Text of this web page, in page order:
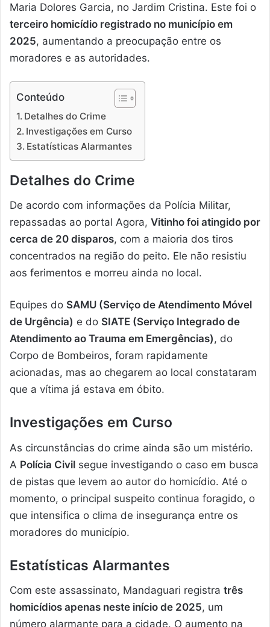
Maria Dolores Garcia, no Jardim Cristina. Este foi o
terceiro homicídio registrado no município em
2025, aumentando a preocupação entre os
moradores e as autoridades.
Conteúdo
Detalhes do Crime
Investigações em Curso
Estatísticas Alarmantes
Detalhes do Crime
De acordo com informações da Polícia Militar,
repassadas ao portal Agora, Vitinho foi atingido por
cerca de 20 disparos, com a maioria dos tiros
concentrados na região do peito. Ele não resistiu
aos ferimentos e morreu ainda no local.
Equipes do SAMU (Serviço de Atendimento Móvel
de Urgência) e do SIATE (Serviço Integrado de
Atendimento ao Trauma em Emergências), do
Corpo de Bombeiros, foram rapidamente
acionadas, mas ao chegarem ao local constataram
que a vítima já estava em óbito.
Investigações em Curso
As circunstâncias do crime ainda são um mistério.
A Polícia Civil segue investigando o caso em busca
de pistas que levem ao autor do homicídio. Até o
momento, o principal suspeito continua foragido, o
que intensifica o clima de insegurança entre os
moradores do município.
Estatísticas Alarmantes
Com este assassinato, Mandaguari registra três
homicídios apenas neste início de 2025, um
número alarmante para a cidade. O aumento na